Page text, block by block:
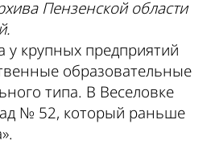
Пензенской области
у крупных предприятий
образовательные
типа. В Веселовке
№ 52, который раньше